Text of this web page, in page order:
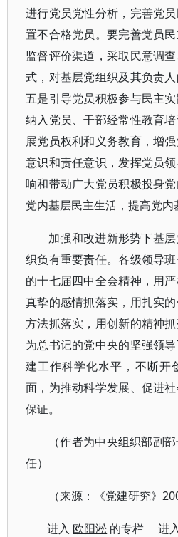
进行党员党性分析，完善党
置不合格党员。要完善党员
监督评价渠道，采取民意调
式，对基层党组织及其负责人
五是引导党员积极参与民主
纳入党员、干部经常性教育
展党员权利和义务教育，增
意识和责任意识，发挥党员
响和带动广大党员积极投身
党内基层民主生活，提高党内
加强和改进新形势下基
织负有重要责任。各级领导
的十七届四中全会精神，用
真挚的感情抓落实，用扎实
方法抓落实，用创新的精神
为总书记的党中央的坚强领
建工作科学化水平，不断开
面，为推动科学发展、促进
保证。
（作者为中央组织部副
任）
（来源：《党建研究》
进入 欧阳淞 的专栏 进